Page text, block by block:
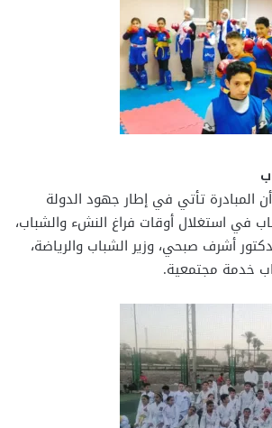
المبادرة تأتي في إطار جهود الدولة
في استغلال أوقات فراغ النشء والشباب،
أشرف صبحي، وزير الشباب والرياضة،
خدمة مجتمعية.